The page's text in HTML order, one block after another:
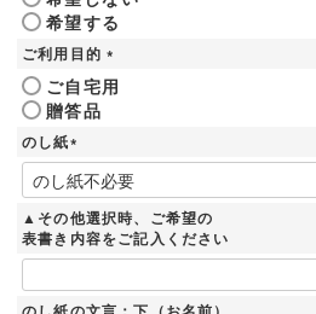
希望する
ご利用目的
(
必
ご自宅用
贈答品
のし紙
(
必
須
)
▲その他選択時、ご希望の
表書き内容をご記入ください